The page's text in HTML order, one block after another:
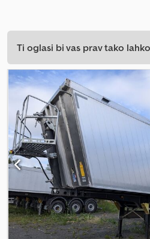
Ti oglasi bi vas prav tako